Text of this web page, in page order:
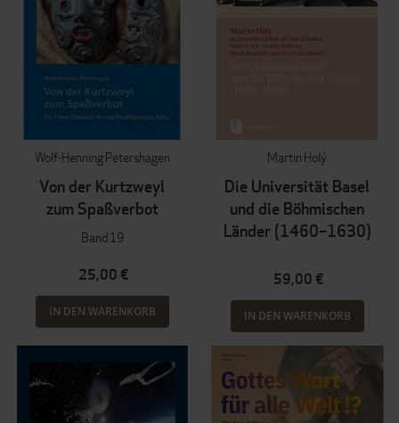
Wolf-Henning Petershagen
Von der Kurtzweyl
zum Spaßverbot
Band 19
25,00 €
IN DEN WARENKORB
Martin Holý
Die Universität Basel
und die Böhmischen
Länder (1460–1630)
59,00 €
IN DEN WARENKORB